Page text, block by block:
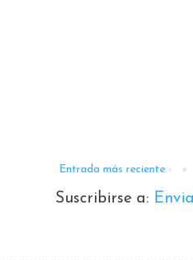
Entrada más reciente
Suscribirse a: